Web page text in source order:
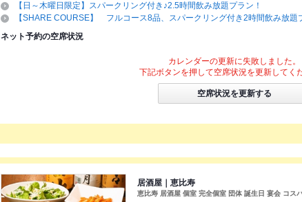
【日～木曜日限定】スパークリング付き♪2.5時間飲み放題プラン！
【SHARE COURSE】 フルコース8品、スパークリング付き2時間飲み放題
ネット予約の空席状況
カレンダーの更新に失敗しました。
下記ボタンを押して空席状況を更新してく
空席状況を更新する
居酒屋｜恵比寿
恵比寿 居酒屋 個室 完全個室 団体 誕生日 宴会 コス